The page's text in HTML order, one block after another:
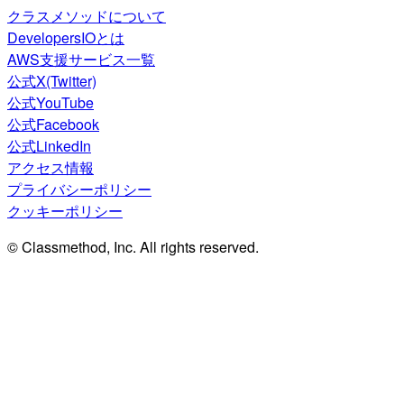
クラスメソッドについて
DevelopersIOとは
AWS支援サービス一覧
公式X(Twitter)
公式YouTube
公式Facebook
公式LinkedIn
アクセス情報
プライバシーポリシー
クッキーポリシー
© Classmethod, Inc. All rights reserved.